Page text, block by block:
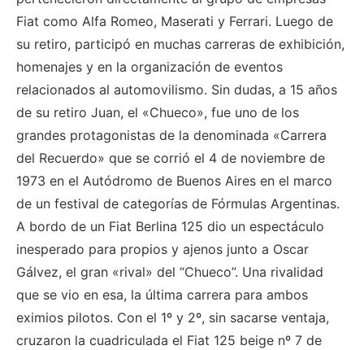
Fiat como Alfa Romeo, Maserati y Ferrari. Luego de
su retiro, participó en muchas carreras de exhibición,
homenajes y en la organización de eventos
relacionados al automovilismo. Sin dudas, a 15 años
de su retiro Juan, el «Chueco», fue uno de los
grandes protagonistas de la denominada «Carrera
del Recuerdo» que se corrió el 4 de noviembre de
1973 en el Autódromo de Buenos Aires en el marco
de un festival de categorías de Fórmulas Argentinas.
A bordo de un Fiat Berlina 125 dio un espectáculo
inesperado para propios y ajenos junto a Oscar
Gálvez, el gran «rival» del “Chueco”. Una rivalidad
que se vio en esa, la última carrera para ambos
eximios pilotos. Con el 1º y 2º, sin sacarse ventaja,
cruzaron la cuadriculada el Fiat 125 beige nº 7 de